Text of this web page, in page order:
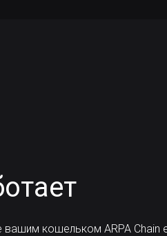
вашим кошельком ARPA Chain